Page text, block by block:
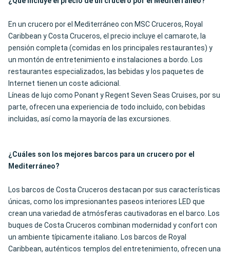
En un crucero por el Mediterráneo con MSC Cruceros, Royal
Caribbean y Costa Cruceros, el precio incluye el camarote, la
pensión completa (comidas en los principales restaurantes) y
un montón de entretenimiento e instalaciones a bordo. Los
restaurantes especializados, las bebidas y los paquetes de
Internet tienen un coste adicional.
Líneas de lujo como Ponant y Regent Seven Seas Cruises, por su
parte, ofrecen una experiencia de todo incluido, con bebidas
incluidas, así como la mayoría de las excursiones.
¿Cuáles son los mejores barcos para un crucero por el
Mediterráneo?
Los barcos de Costa Cruceros destacan por sus características
únicas, como los impresionantes paseos interiores LED que
crean una variedad de atmósferas cautivadoras en el barco. Los
buques de Costa Cruceros combinan modernidad y confort con
un ambiente típicamente italiano. Los barcos de Royal
Caribbean, auténticos templos del entretenimiento, ofrecen una